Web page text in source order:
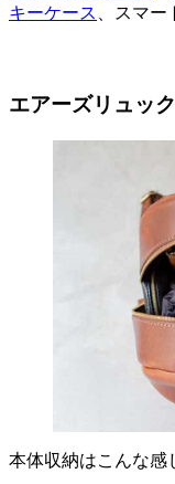
キーケース
、スマ
エアーズリュッ
本体収納はこんな感